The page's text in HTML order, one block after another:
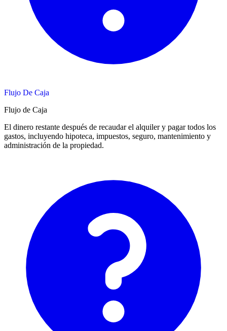
Flujo De Caja
Flujo de Caja
El dinero restante después de recaudar el alquiler y pagar todos los
gastos, incluyendo hipoteca, impuestos, seguro, mantenimiento y
administración de la propiedad.